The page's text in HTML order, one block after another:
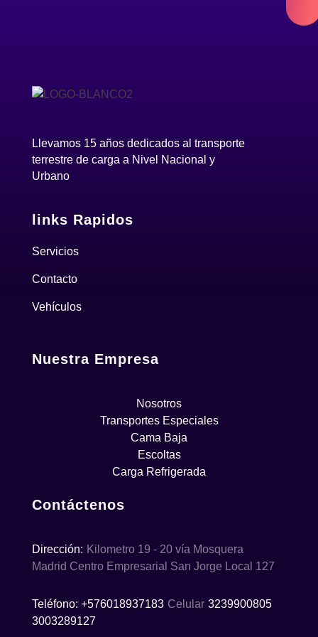
Llevamos 15 años dedicados al transporte
terrestre de carga a Nivel Nacional y
Urbano
links Rapidos
Servicios
Contacto
Vehículos
Nuestra Empresa
Nosotros
Transportes Especiales
Cama Baja
Escoltas
Carga Refrigerada
Contáctenos
Dirección: Kilometro 19 - 20 vía Mosquera
Madrid Centro Empresarial San Jorge Local 127
Teléfono: +576018937183 Celular 3239900805
3003289127